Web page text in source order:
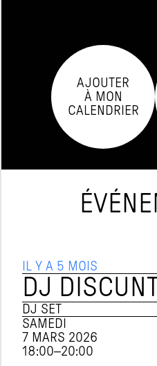
IL Y A 5 MOIS
DJ
DJ SET
SAMEDI
7 MARS 2026
18:00–20:00
AJOUTER
À MON
CALENDRIER